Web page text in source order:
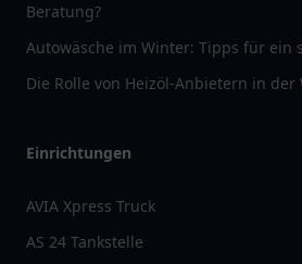
Beratung?
Autowäsche im Winter: Tipps für ein
Die Rolle von Heizöl-Anbietern in der
Einrichtungen
AVIA Xpress Truck
AS 24 Tankstelle